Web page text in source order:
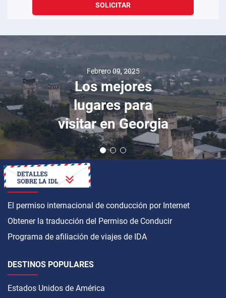
SOLICITAR
Cadillac XT6 a
prueba:
levantando polvo
en las carreteras
de Marruecos
CÓMO OBTENER
El permiso internacional de conducción por Internet
Obtener la traducción del Permiso de Conducir
Programa de afiliación de viajes de IDA
DESTINOS POPULARES
Estados Unidos de América